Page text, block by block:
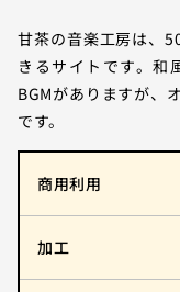
甘茶の音楽工房は、
きるサイトです。和
BGMがありますが、
です。
商用利用
加工